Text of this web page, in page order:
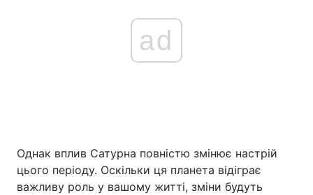
ad
Однак вплив Сатурна повністю змінює настрій
цього періоду. Оскільки ця планета відіграє
важливу роль у вашому житті, зміни будуть